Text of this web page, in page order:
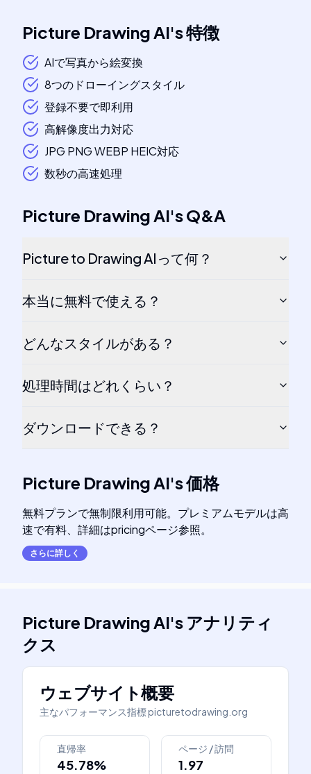
Picture Drawing AI's特徴
AIで写真から絵変換
8つのドローイングスタイル
登録不要で即利用
高解像度出力対応
JPG PNG WEBP HEIC対応
数秒の高速処理
Picture Drawing AI'sQ&A
Picture to Drawing AIって何？
本当に無料で使える？
どんなスタイルがある？
処理時間はどれくらい？
ダウンロードできる？
Picture Drawing AI's価格
無料プランで無制限利用可能。プレミアムモデルは高
速で有料、詳細はpricingページ参照。
さらに詳しく
Picture Drawing AI's アナリティ
クス
ウェブサイト概要
主なパフォーマンス指標picturetodrawing.org
直帰率
45.78%
ページ / 訪問
1.97